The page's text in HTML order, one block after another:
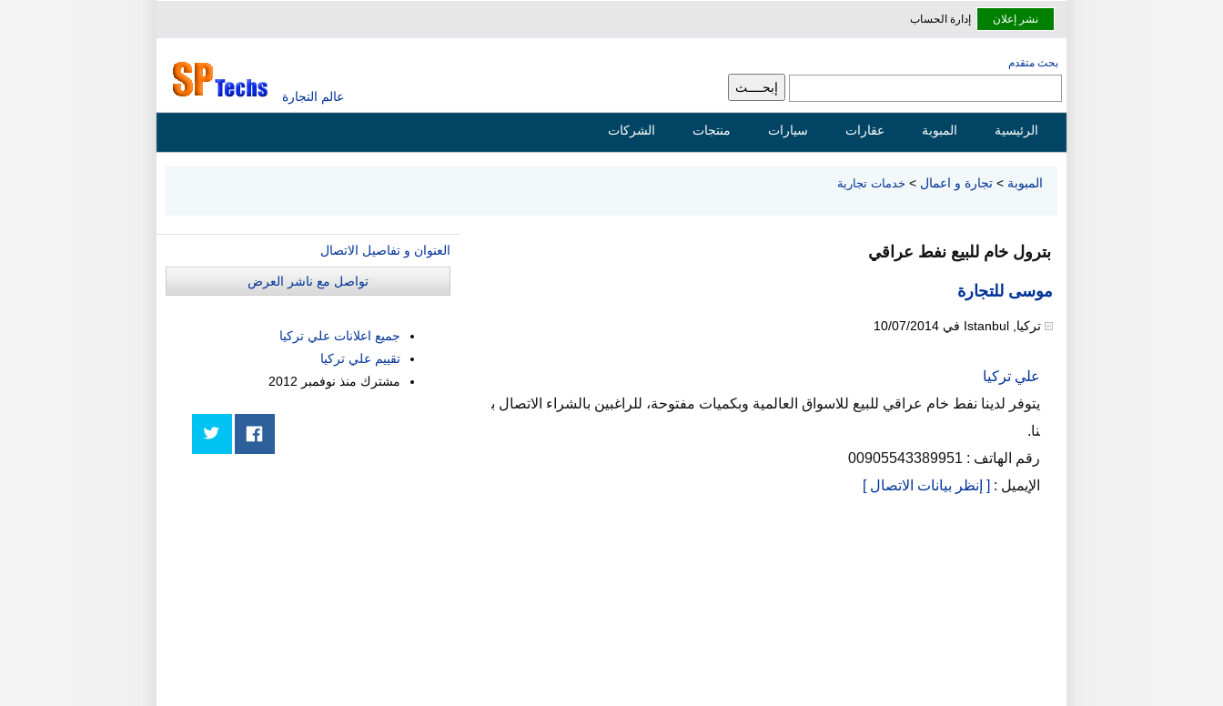
نشر إعلان إدارة الحساب
عالم التجارة
بحث متقدم
الرئيسية المبوبة عقارات سيارات منتجات الشركات
المبوبة > تجارة و اعمال > خدمات تجارية
بترول خام للبيع نفط عراقي
موسى للتجارة
تركيا Istanbul في 10/07/2014
علي تركيا
يتوفر لدينا نفط خام عراقي للبيع للاسواق العالمية وبكميات مفتوحة، للراغبين بالشراء الاتصال ب
نا.
رقم الهاتف : 00905543389951
الإيميل : [ إنظر بيانات الاتصال ]
العنوان و تفاصيل الاتصال
تواصل مع ناشر العرض
جميع اعلانات علي تركيا
تقييم علي تركيا
مشترك منذ نوفمبر 2012